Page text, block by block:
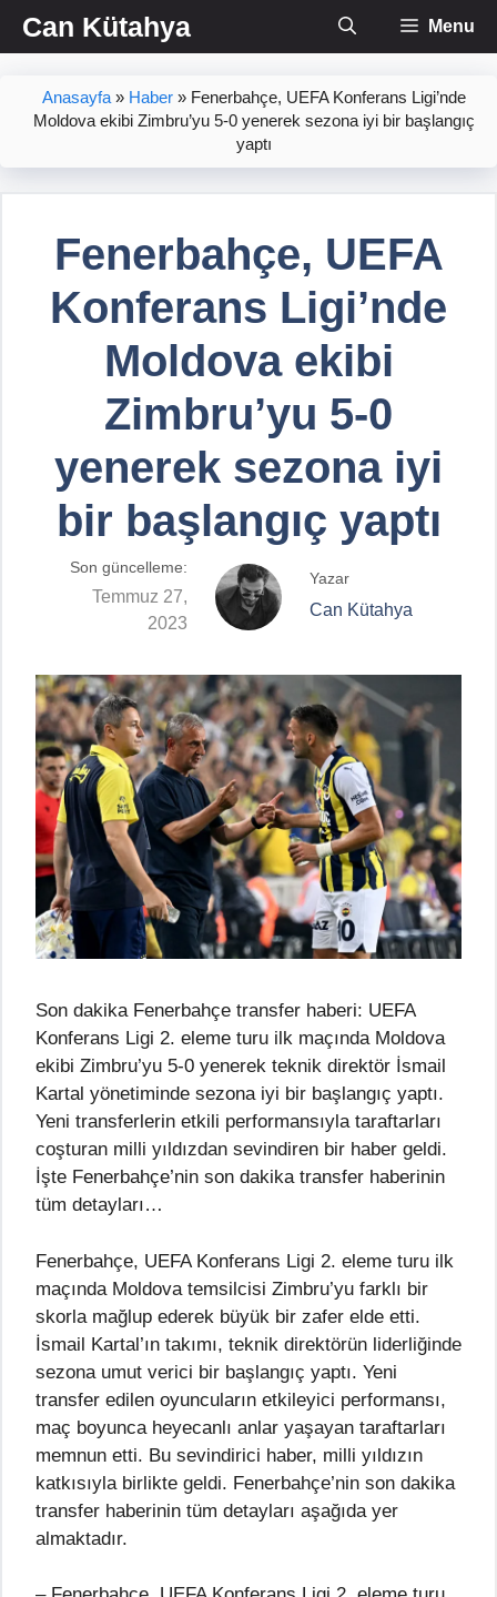
İçeriğe
atlaCan Kütahya Menu
Anasayfa » Haber » Fenerbahçe, UEFA Konferans Ligi’nde
Moldova ekibi Zimbru’yu 5-0 yenerek sezona iyi bir başlangıç
yaptı
Fenerbahçe, UEFA
Konferans Ligi’nde
Moldova ekibi
Zimbru’yu 5-0
yenerek sezona iyi
bir başlangıç yaptı
Son güncelleme:
Temmuz 27,
2023
Yazar
Can Kütahya
Son dakika Fenerbahçe transfer haberi: UEFA
Konferans Ligi 2. eleme turu ilk maçında Moldova
ekibi Zimbru’yu 5-0 yenerek teknik direktör İsmail
Kartal yönetiminde sezona iyi bir başlangıç yaptı.
Yeni transferlerin etkili performansıyla taraftarları
coşturan milli yıldızdan sevindiren bir haber geldi.
İşte Fenerbahçe’nin son dakika transfer haberinin
tüm detayları…
Fenerbahçe, UEFA Konferans Ligi 2. eleme turu ilk
maçında Moldova temsilcisi Zimbru’yu farklı bir
skorla mağlup ederek büyük bir zafer elde etti.
İsmail Kartal’ın takımı, teknik direktörün liderliğinde
sezona umut verici bir başlangıç yaptı. Yeni
transfer edilen oyuncuların etkileyici performansı,
maç boyunca heyecanlı anlar yaşayan taraftarları
memnun etti. Bu sevindirici haber, milli yıldızın
katkısıyla birlikte geldi. Fenerbahçe’nin son dakika
transfer haberinin tüm detayları aşağıda yer
almaktadır.